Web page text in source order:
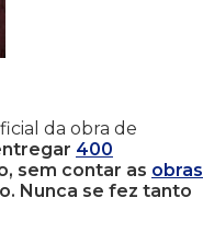
da obra de
400
sem contar as obras
Nunca se fez tanto